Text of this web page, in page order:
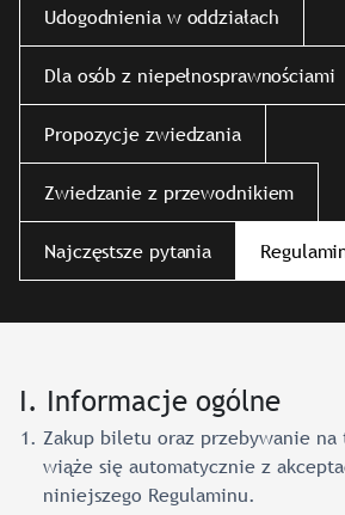
Udogodnienia w oddziałach
Dla osób z niepełnosprawnościami
Propozycje zwiedzania
Zwiedzanie z przewodnikiem
Najczęstsze pytania
I. Informacje ogólne
Zakup biletu oraz przebywanie na
wiąże się automatycznie z
niniejszego Regulaminu.